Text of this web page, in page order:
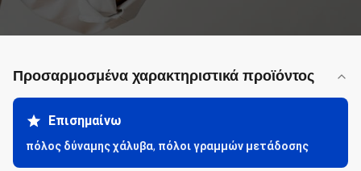
Προσαρμοσμένα χαρακτηριστικά προϊόντος
Επισημαίνω
πόλος δύναμης χάλυβα, πόλοι γραμμών μετάδοσης